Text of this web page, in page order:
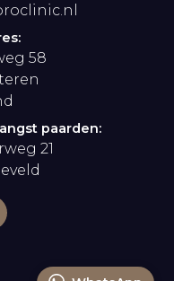
58
paarden:
21